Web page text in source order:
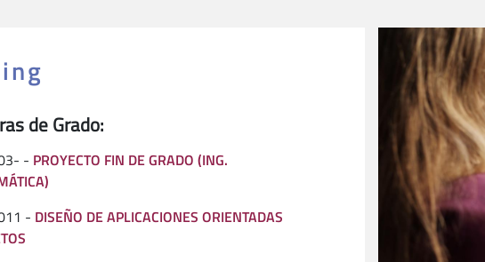
de Grado:
- PROYECTO FIN DE GRADO (ING.
- DISEÑO DE APLICACIONES ORIENTADAS